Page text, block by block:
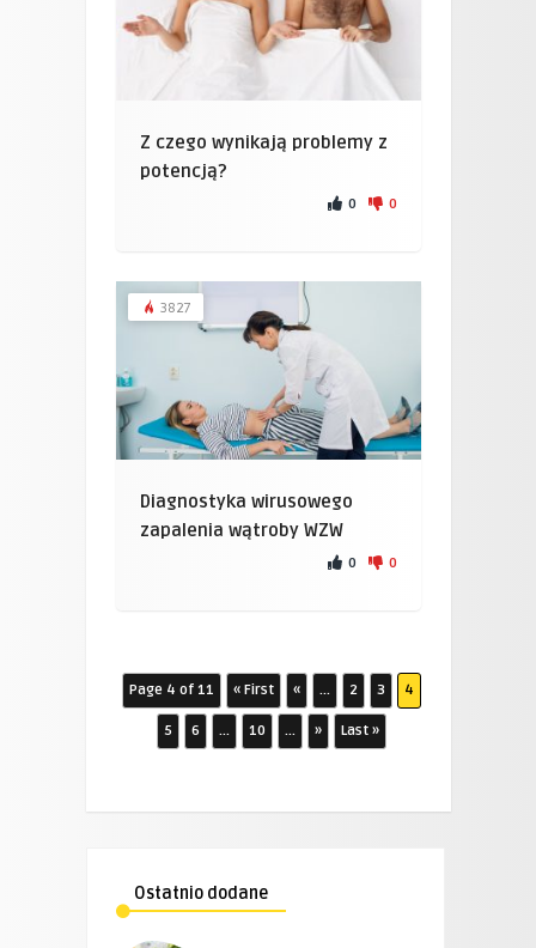
Z czego wynikają problemy z
potencją?
0 0
3827
Diagnostyka wirusowego
zapalenia wątroby WZW
0 0
Page 4 of 11 « First « ... 2 3 4
5 6 ... 10 ... » Last »
Ostatnio dodane